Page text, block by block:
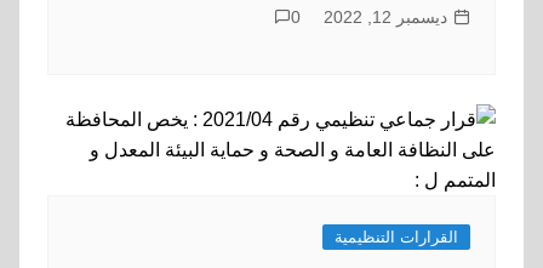
ديسمبر 12, 2022 0
القرارات التنظيمية